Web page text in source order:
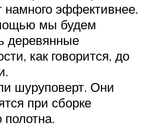
намного эффективнее.
мы будем
деревянные
как говорится, до
шуруповерт. Они
при сборке
полотна.